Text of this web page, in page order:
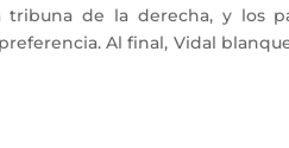
tribuna de la derecha, y los
Al final, Vidal